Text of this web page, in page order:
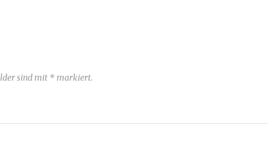
sind mit * markiert.